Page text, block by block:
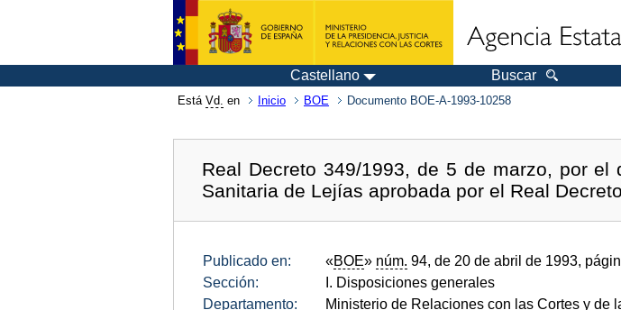
Castellano Buscar
Está Vd. en Inicio BOE Documento BOE-A-1993-10258
Real Decreto 349/1993, de 5 de marzo, por
Sanitaria de Lejías aprobada por el Real
Publicado en: «BOE» núm. 94, de 20 de abril de 1993,
Sección:
I. Disposiciones generales
Departamento:
Ministerio de Relaciones con las Cortes y de